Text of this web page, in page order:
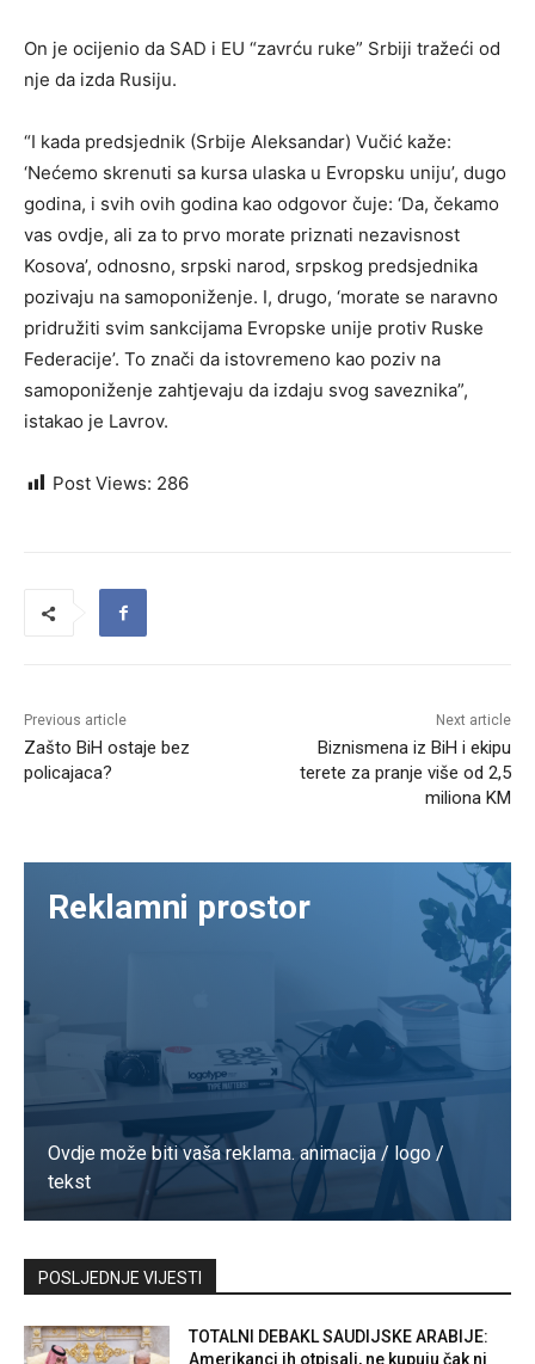
On je ocijenio da SAD i EU “zavrću ruke” Srbiji tražeći od
nje da izda Rusiju.
“I kada predsjednik (Srbije Aleksandar) Vučić kaže:
‘Nećemo skrenuti sa kursa ulaska u Evropsku uniju’, dugo
godina, i svih ovih godina kao odgovor čuje: ‘Da, čekamo
vas ovdje, ali za to prvo morate priznati nezavisnost
Kosova’, odnosno, srpski narod, srpskog predsjednika
pozivaju na samoponiženje. I, drugo, ‘morate se naravno
pridružiti svim sankcijama Evropske unije protiv Ruske
Federacije’. To znači da istovremeno kao poziv na
samoponiženje zahtjevaju da izdaju svog saveznika”,
istakao je Lavrov.
Post Views: 286
Previous article
Zašto BiH ostaje bez
policajaca?
Next article
Biznismena iz BiH i ekipu
terete za pranje više od 2,5
miliona KM
Reklamni prostor
Ovdje može biti vaša reklama. animacija / logo /
tekst
Kontaktirajte nas
POSLJEDNJE VIJESTI
TOTALNI DEBAKL SAUDIJSKE ARABIJE:
Amerikanci ih otpisali, ne kupuju čak ni